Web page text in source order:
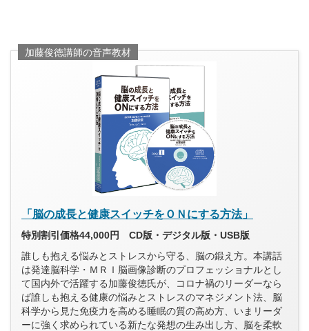
加藤俊徳講師の音声教材
「脳の成長と健康スイッチをＯＮにする方法」
特別割引価格44,000円 CD版・デジタル版・USB版
誰しも抱える悩みとストレスから守る、脳の鍛え方。本講話
は発達脳科学・ＭＲＩ脳画像診断のプロフェッショナルとし
て国内外で活躍する加藤俊徳氏が、コロナ禍のリーダーなら
ば誰しも抱える健康の悩みとストレスのマネジメント法、脳
科学から見た免疫力を高める睡眠の質の高め方、いまリーダ
ーに強く求められている新たな発想の生み出し方、脳を柔軟